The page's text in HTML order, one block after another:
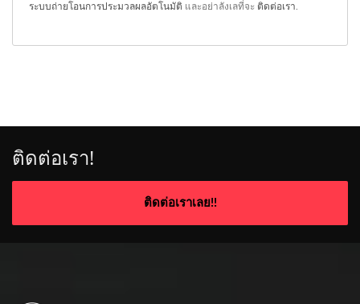
ระบบถ่ายโอนการประมวลผลอัตโนมัติ และอย่าลังเลที่จะ ติดต่อเรา
ติดต่อเรา!
ติดต่อเราเลย!!